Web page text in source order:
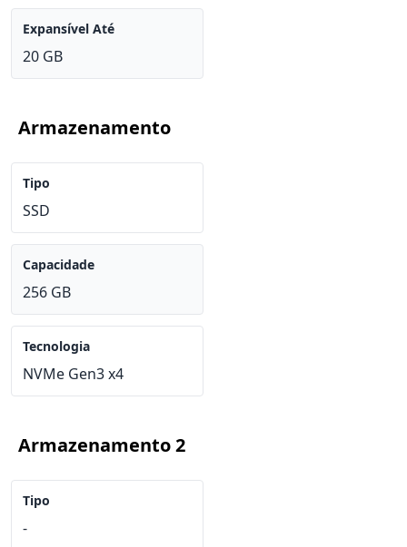
Expansível Até
20 GB
Armazenamento
Tipo
SSD
Capacidade
256 GB
Tecnologia
NVMe Gen3 x4
Armazenamento 2
Tipo
-